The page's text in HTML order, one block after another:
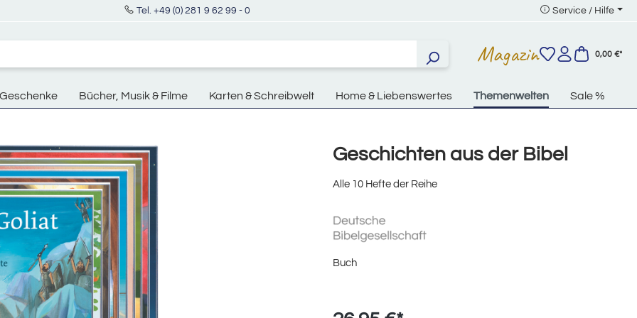
Tel. +49 (0) 281 9 62 99 - 0 Service / Hilfe
Magazin 0,00 €*
Geschenke Bücher, Musik & Filme Karten & Schreibwelt Home & Liebenswertes Themenwelten Sale %
Geschichten aus der Bibel
Alle 10 Hefte der Reihe
Buch